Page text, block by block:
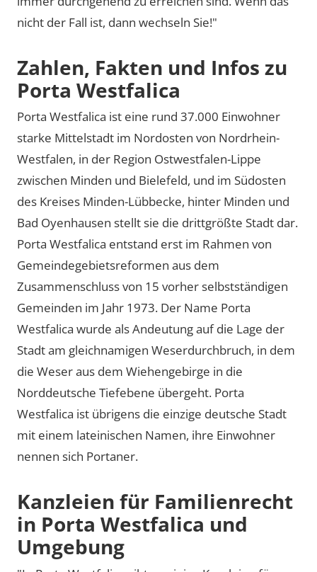
nicht der Fall ist, dann wechseln Sie!"
Zahlen, Fakten und Infos zu
Porta Westfalica
Porta Westfalica ist eine rund 37.000 Einwohner
starke Mittelstadt im Nordosten von Nordrhein-
Westfalen, in der Region Ostwestfalen-Lippe
zwischen Minden und Bielefeld, und im Südosten
des Kreises Minden-Lübbecke, hinter Minden und
Bad Oyenhausen stellt sie die drittgrößte Stadt dar.
Porta Westfalica entstand erst im Rahmen von
Gemeindegebietsreformen aus dem
Zusammenschluss von 15 vorher selbstständigen
Gemeinden im Jahr 1973. Der Name Porta
Westfalica wurde als Andeutung auf die Lage der
Stadt am gleichnamigen Weserdurchbruch, in dem
die Weser aus dem Wiehengebirge in die
Norddeutsche Tiefebene übergeht. Porta
Westfalica ist übrigens die einzige deutsche Stadt
mit einem lateinischen Namen, ihre Einwohner
nennen sich Portaner.
Kanzleien für Familienrecht
in Porta Westfalica und
Umgebung